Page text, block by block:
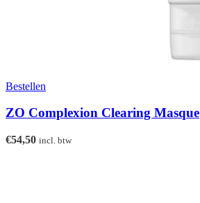
Bestellen
ZO Complexion Clearing Masque
€54,50 incl. btw